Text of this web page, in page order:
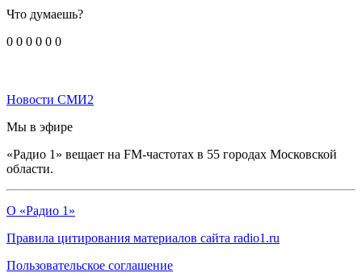
Что думаешь?
0 0 0 0 0 0
Новости СМИ2
Мы в эфире
«Радио 1» вещает на FM-частотах в 55 городах Московской
области.
О «Радио 1»
Правила цитирования материалов сайта radio1.ru
Пользовательское соглашение